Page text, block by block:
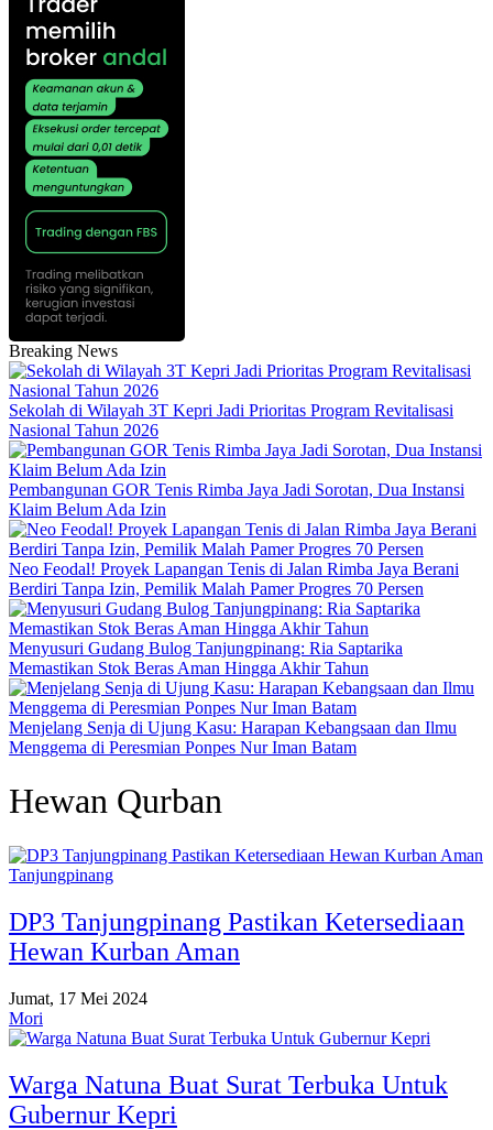
Breaking News
Sekolah di Wilayah 3T Kepri Jadi Prioritas Program Revitalisasi
Nasional Tahun 2026
Pembangunan GOR Tenis Rimba Jaya Jadi Sorotan, Dua Instansi
Klaim Belum Ada Izin
Neo Feodal! Proyek Lapangan Tenis di Jalan Rimba Jaya Berani
Berdiri Tanpa Izin, Pemilik Malah Pamer Progres 70 Persen
Menyusuri Gudang Bulog Tanjungpinang: Ria Saptarika
Memastikan Stok Beras Aman Hingga Akhir Tahun
Menjelang Senja di Ujung Kasu: Harapan Kebangsaan dan Ilmu
Menggema di Peresmian Ponpes Nur Iman Batam
Hewan Qurban
Tanjungpinang
DP3 Tanjungpinang Pastikan Ketersediaan
Hewan Kurban Aman
Jumat, 17 Mei 2024
Mori
Warga Natuna Buat Surat Terbuka Untuk
Gubernur Kepri